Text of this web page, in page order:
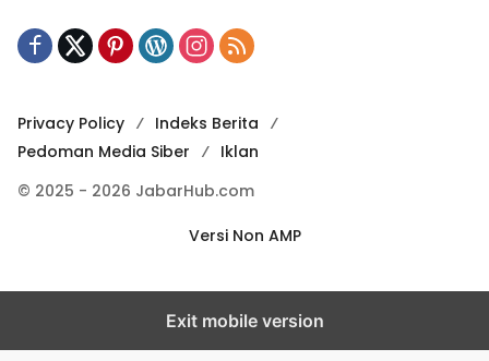
Privacy Policy
Indeks Berita
Pedoman Media Siber
Iklan
© 2025 - 2026 JabarHub.com
Versi Non AMP
Exit mobile version